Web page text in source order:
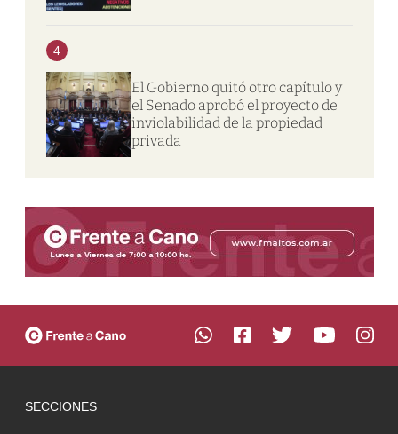
4
El Gobierno quitó otro capítulo y
el Senado aprobó el proyecto de
inviolabilidad de la propiedad
privada
SECCIONES